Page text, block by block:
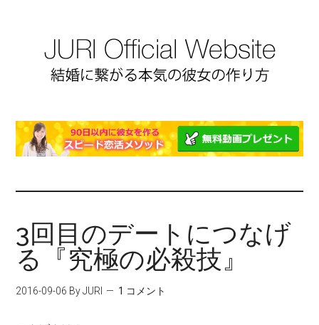
3回目のデートにつなげ
る『究極の必殺技』
2016-09-06 By JURI 1 コメント